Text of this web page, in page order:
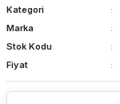
Kategori
Marka
Stok Kodu
Fiyat